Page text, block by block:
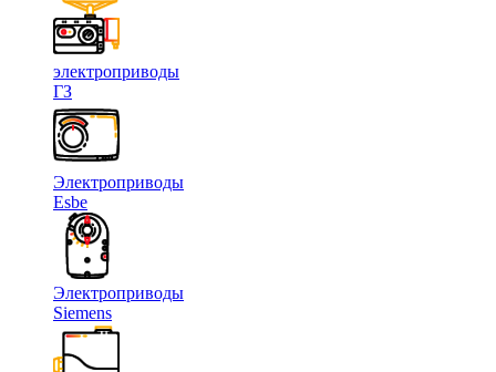
электроприводы
ГЗ
Электроприводы
Esbe
Электроприводы
Siemens